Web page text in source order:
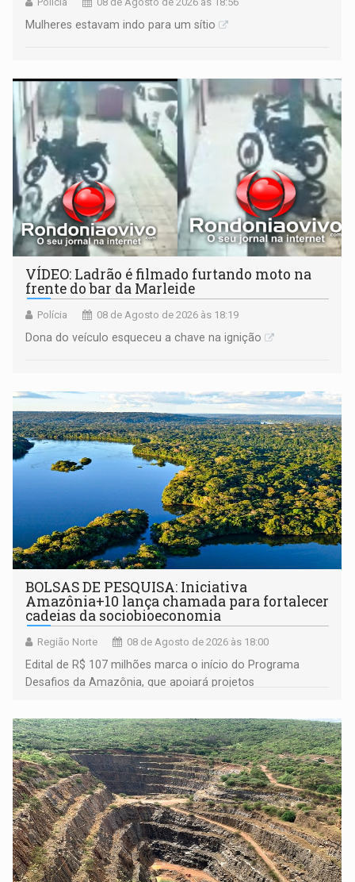
Mulheres estavam indo para um sítio
VÍDEO: Ladrão é filmado furtando moto na
frente do bar da Marleide
Polícia 08 de Agosto de 2026 às 18:19
Dona do veículo esqueceu a chave na ignição
BOLSAS DE PESQUISA: Iniciativa
Amazônia+10 lança chamada para fortalecer
cadeias da sociobioeconomia
Região Norte 08 de Agosto de 2026 às 18:00
Edital de R$ 107 milhões marca o início do Programa
Desafios da Amazônia, que apoiará projetos
submissão de pré-propostas poderá ser feita até 1º de
setembro